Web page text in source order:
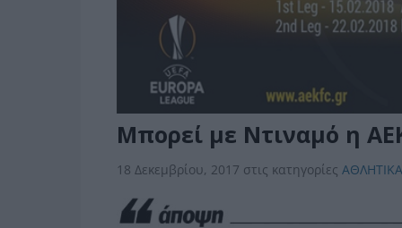
Μπορεί με Ντιναμό η
18 Δεκεμβρίου, 2017 στις κατηγορίες ΑΘΛΗΤΙΚΑ